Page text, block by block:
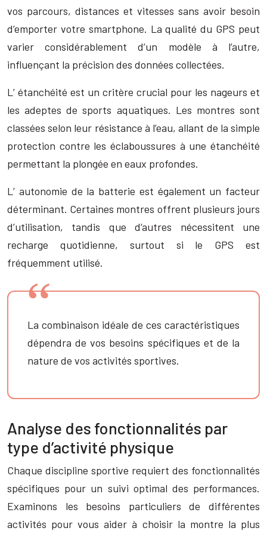
vos parcours, distances et vitesses sans avoir besoin
d’emporter votre smartphone. La qualité du GPS peut
varier considérablement d’un modèle à l’autre,
influençant la précision des données collectées.
L’ étanchéité est un critère crucial pour les nageurs et
les adeptes de sports aquatiques. Les montres sont
classées selon leur résistance à l’eau, allant de la simple
protection contre les éclaboussures à une étanchéité
permettant la plongée en eaux profondes.
L’ autonomie de la batterie est également un facteur
déterminant. Certaines montres offrent plusieurs jours
d’utilisation, tandis que d’autres nécessitent une
recharge quotidienne, surtout si le GPS est
fréquemment utilisé.
La combinaison idéale de ces caractéristiques
dépendra de vos besoins spécifiques et de la
nature de vos activités sportives.
Analyse des fonctionnalités par
type d’activité physique
Chaque discipline sportive requiert des fonctionnalités
spécifiques pour un suivi optimal des performances.
Examinons les besoins particuliers de différentes
activités pour vous aider à choisir la montre la plus